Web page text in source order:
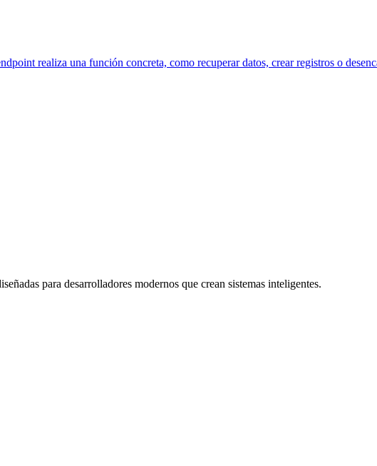
realiza una función concreta, como recuperar datos, crear registros o
para desarrolladores modernos que crean sistemas inteligentes.